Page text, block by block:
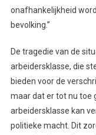
onafhankelijkheid
bevolking.”
De tragedie van de
arbeidersklasse, die
bieden voor de
maar dat er tot nu toe
arbeidersklasse kan
politieke macht. Dit